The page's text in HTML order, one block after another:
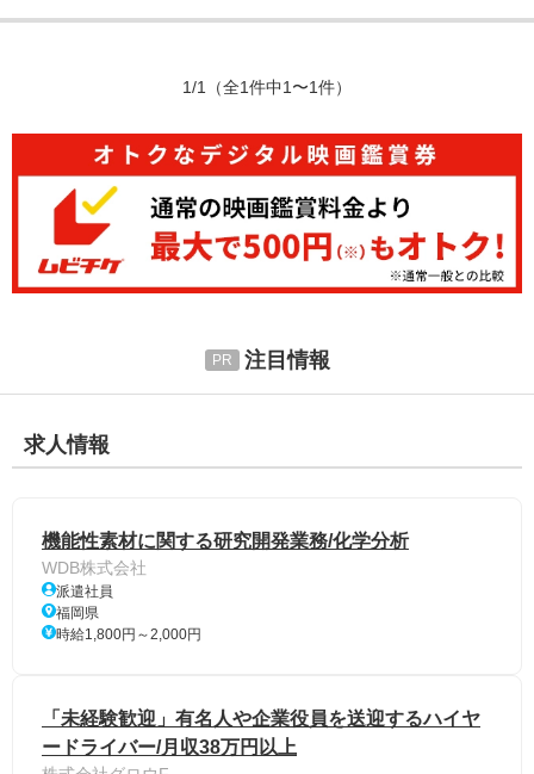
1/1 （全1件中1〜1件）
注目情報
求人情報
機能性素材に関する研究開発業務/化学分析
WDB株式会社
派遣社員
福岡県
時給1,800円～2,000円
「未経験歓迎」有名人や企業役員を送迎するハイヤ
ードライバー/月収38万円以上